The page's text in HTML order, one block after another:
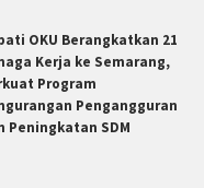
OKU Berangkatkan 21
Kerja ke Semarang,
Program
Pengangguran
Peningkatan SDM